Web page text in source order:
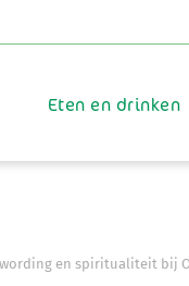
Eten en drinken
en spiritualiteit bij